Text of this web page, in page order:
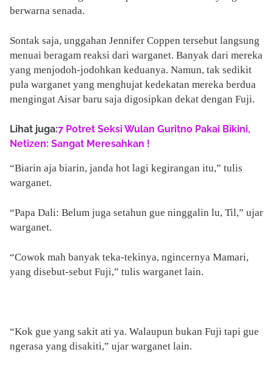
berwarna senada.
Sontak saja, unggahan Jennifer Coppen tersebut langsung
menuai beragam reaksi dari warganet. Banyak dari mereka
yang menjodoh-jodohkan keduanya. Namun, tak sedikit
pula warganet yang menghujat kedekatan mereka berdua
mengingat Aisar baru saja digosipkan dekat dengan Fuji.
Lihat juga:7 Potret Seksi Wulan Guritno Pakai Bikini,
Netizen: Sangat Meresahkan !
“Biarin aja biarin, janda hot lagi kegirangan itu,” tulis
warganet.
“Papa Dali: Belum juga setahun gue ninggalin lu, Til,” ujar
warganet.
“Cowok mah banyak teka-tekinya, ngincernya Mamari,
yang disebut-sebut Fuji,” tulis warganet lain.
“Kok gue yang sakit ati ya. Walaupun bukan Fuji tapi gue
ngerasa yang disakiti,” ujar warganet lain.